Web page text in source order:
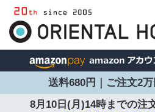
送料680円｜ご注文2
8月10日(月)14時までの注